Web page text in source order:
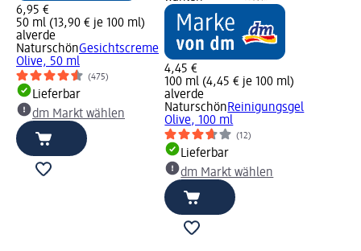
6,95 €
50 ml (13,90 € je 100 ml)
alverde
NaturschönGesichtscreme
Olive, 50 ml
(475)
Lieferbar
dm Markt wählen
4,45 €
100 ml (4,45 € je 100 ml)
alverde
NaturschönReinigungsgel
Olive, 100 ml
(12)
Lieferbar
dm Markt wählen